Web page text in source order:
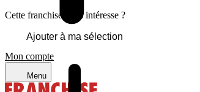
Mon compte
Menu
Cette franchise vous intéresse ?
Ajouter à ma sélection